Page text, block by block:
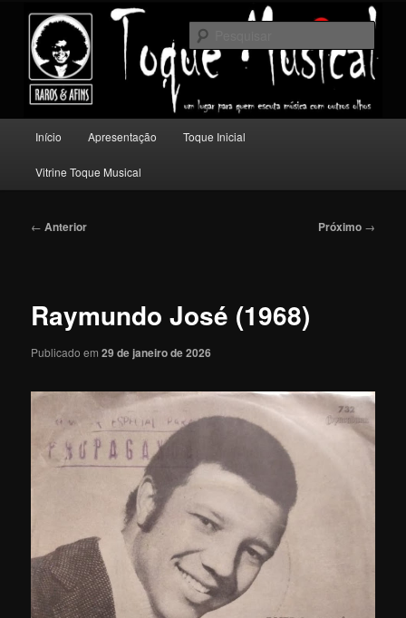
conteúdo
principalToque Musical
Um lugar para quem escuta música com outros olhos.
principal
Início Apresentação Toque Inicial
Vitrine Toque Musical
Navegação
← Anterior Próximo →
Raymundo José (1968)
Publicado em29 de janeiro de 2026